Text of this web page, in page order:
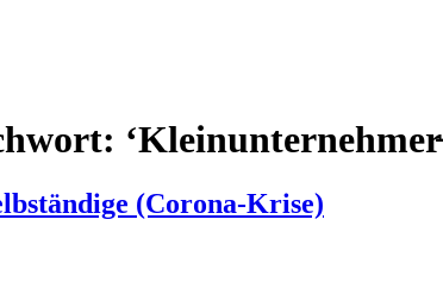
‘Kleinunternehmer̵
(Corona-Krise)